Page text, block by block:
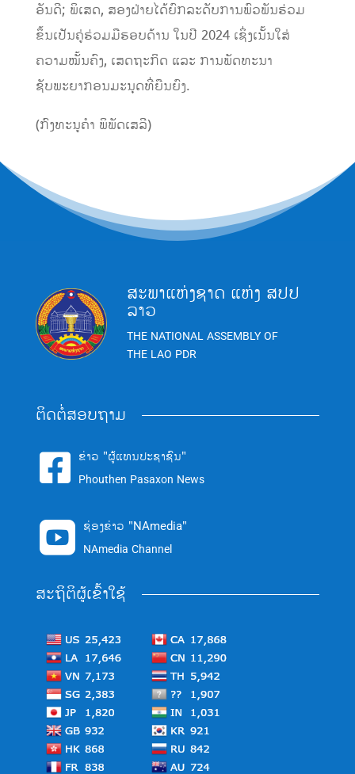
ອັນດີ; ພິເສດ, ສອງຝ່າຍໄດ້ຍົກລະດັບການພົວພັນຮ່ວມ
ຂຶ້ນເປັນຄູ່ຮ່ວມມືຮອບດ້ານ ໃນປີ 2024 ເຊິ່ງເນັ້ນໃສ່
ຄວາມໝັ້ນຄົງ, ເສດຖະກິດ ແລະ ການພັດທະນາ
ຊັບພະຍາກອນມະນຸດທີ່ຍືນຍົງ.
(ກົງທະນູຄຳ ພິພັດເສລີ)
ສະພາແຫ່ງຊາດ ແຫ່ງ ສປປ
ລາວ
THE NATIONAL ASSEMBLY OF
THE LAO PDR
ຕິດຕໍ່ສອບຖາມ
 ຂ່າວ "ຜູ້ແທນປະຊາຊົນ"
Phouthen Pasaxon News
 ຊ່ອງຂ່າວ "NAmedia"
NAmedia Channel
ສະຖິຕິຜູ້ເຂົ້າໃຊ້